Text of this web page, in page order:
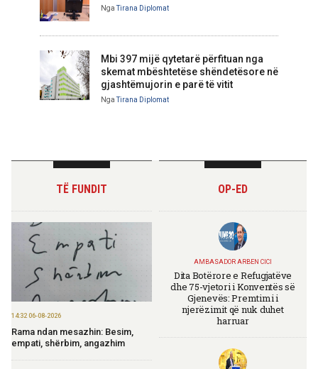
Nga Tirana Diplomat
Mbi 397 mijë qytetarë përfituan nga
skemat mbështetëse shëndetësore në
gjashtëmujorin e parë të vitit
Nga Tirana Diplomat
TË FUNDIT
14:32 06-08-2026
Rama ndan mesazhin: Besim,
empati, shërbim, angazhim
OP-ED
AMBASADOR ARBEN CICI
Dita Botërore e Refugjatëve
dhe 75-vjetori i Konventës së
Gjenevës: Premtimi i
njerëzimit që nuk duhet
harruar